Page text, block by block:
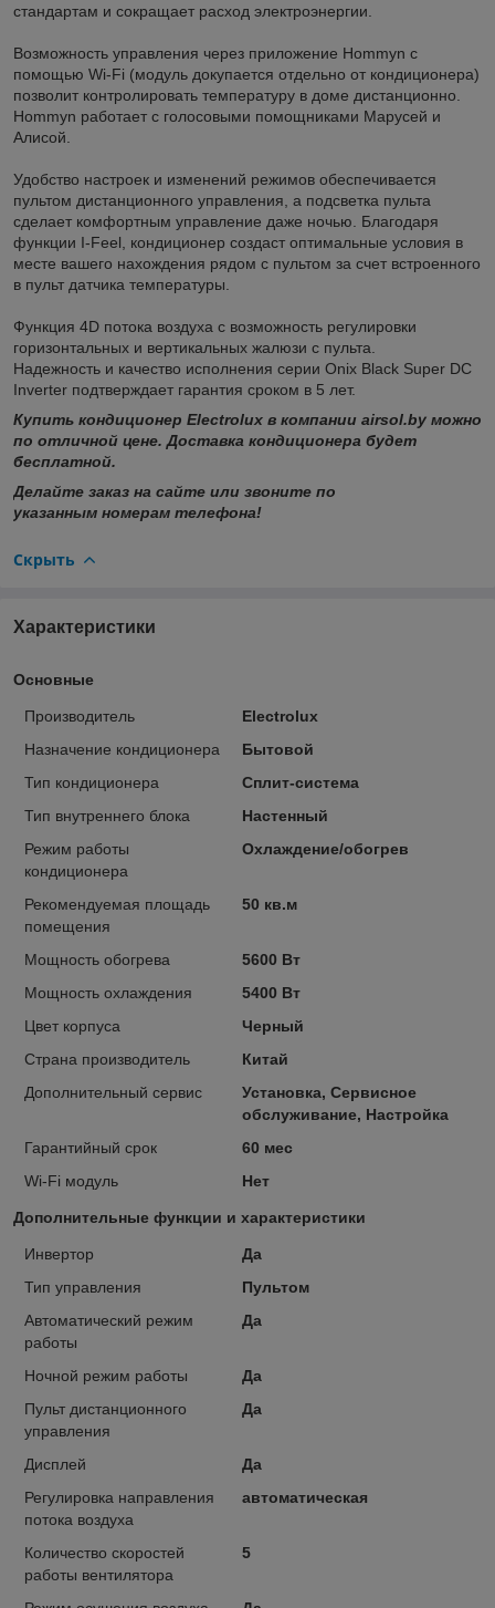
стандартам и сокращает расход электроэнергии.
Возможность управления через приложение Hommyn с
помощью Wi-Fi (модуль докупается отдельно от кондиционера)
позволит контролировать температуру в доме дистанционно.
Hommyn работает с голосовыми помощниками Марусей и
Алисой.
Удобство настроек и изменений режимов обеспечивается
пультом дистанционного управления, а подсветка пульта
сделает комфортным управление даже ночью. Благодаря
функции I-Feel, кондиционер создаст оптимальные условия в
месте вашего нахождения рядом с пультом за счет встроенного
в пульт датчика температуры.
Функция 4D потока воздуха с возможность регулировки
горизонтальных и вертикальных жалюзи с пульта.
Надежность и качество исполнения серии Onix Black Super DC
Inverter подтверждает гарантия сроком в 5 лет.
Купить кондиционер Electrolux в компании airsol.by можно
по отличной цене. Доставка кондиционера будет
бесплатной.
Делайте заказ на сайте или звоните по
указанным номерам телефона!
Скрыть
Характеристики
Основные
Производитель
Electrolux
Назначение кондиционера
Бытовой
Тип кондиционера
Сплит-система
Тип внутреннего блока
Настенный
Режим работы
кондиционера
Охлаждение/обогрев
Рекомендуемая площадь
помещения
50 кв.м
Мощность обогрева
5600 Вт
Мощность охлаждения
5400 Вт
Цвет корпуса
Черный
Страна производитель
Китай
Дополнительный сервис
Установка, Сервисное
обслуживание, Настройка
Гарантийный срок
60 мес
Wi-Fi модуль
Нет
Дополнительные функции и характеристики
Инвертор
Да
Тип управления
Пультом
Автоматический режим
работы
Да
Ночной режим работы
Да
Пульт дистанционного
управления
Да
Дисплей
Да
Регулировка направления
потока воздуха
автоматическая
Количество скоростей
работы вентилятора
5